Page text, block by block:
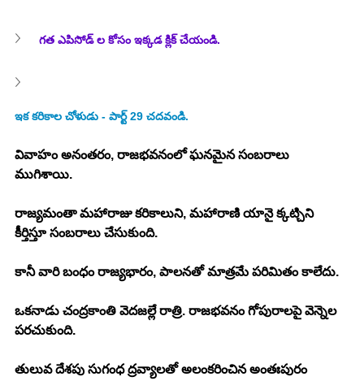
గత ఎపిసోడ్ ల కోసం ఇక్కడ క్లిక్ చేయండి.
ఇక కరికాల చోళుడు - పార్ట్ 29 చదవండి.
వివాహం అనంతరం, రాజభవనంలో ఘనమైన సంబరాలు
ముగిశాయి.
రాజ్యమంతా మహారాజు కరికాలుని, మహారాణి యానై క్కట్చిని
కీర్తిస్తూ సంబరాలు చేసుకుంది.
కానీ వారి బంధం రాజ్యభారం, పాలనతో మాత్రమే పరిమితం కాలేదు.
ఒకనాడు చంద్రకాంతి వెదజల్లే రాత్రి. రాజభవనం గోపురాలపై వెన్నెల
పరచుకుంది.
తులువ దేశపు సుగంధ ద్రవ్యాలతో అలంకరించిన అంతఃపురం